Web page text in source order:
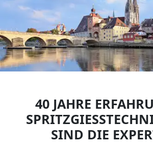
40 JAHRE
IND DIE